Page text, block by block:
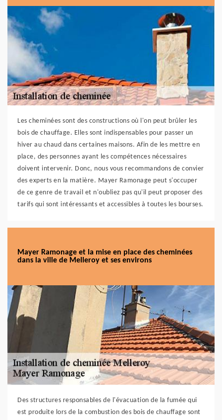
Les cheminées sont des constructions où l'on peut brûler les
bois de chauffage. Elles sont indispensables pour passer un
hiver au chaud dans certaines maisons. Afin de les mettre en
place, des personnes ayant les compétences nécessaires
doivent intervenir. Donc, nous vous recommandons de convier
des experts en la matière. Mayer Ramonage peut s'occuper
de ce genre de travail et n'oubliez pas qu'il peut proposer des
tarifs qui sont intéressants et accessibles à toutes les bourses.
Mayer Ramonage et la mise en place des cheminées
dans la ville de Melleroy et ses environs
Des structures responsables de l'évacuation de la fumée qui
est produite lors de la combustion des bois de chauffage sont